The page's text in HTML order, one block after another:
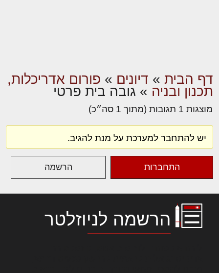
דף הבית » דיונים » פורום אדריכלות,
תכנון ובניה » גובה בית פרטי
מוצגות 1 תגובות (מתוך 1 סה״כ)
יש להתחבר למערכת על מנת להגיב.
התחברות הרשמה
הרשמה לניוזלטר